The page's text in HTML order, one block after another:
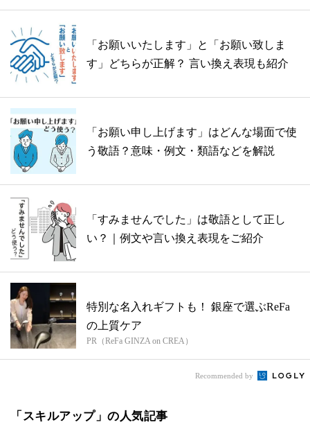
「お願いいたします」と「お願い致しま
す」どちらが正解？ 言い換え表現も紹介
「お願い申し上げます」はどんな場面で使
う敬語？意味・例文・類語などを解説
「すみませんでした」は敬語として正し
い？｜例文や言い換え表現をご紹介
特別な名入れギフトも！ 銀座で選ぶReFa
の上質ケア
PR（ReFa GINZA on CREA）
Recommended by
「スキルアップ」の人気記事